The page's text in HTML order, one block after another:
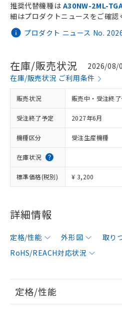
プロダクト ニュース No.
推奨代替機種は A30NW-2ML-
細はプロダクトニュースをご確認
在庫/販売状況
2026/08/
在庫/販売状況 ご利用条件
販売状況 販売中・受注終
受注終了予定 2027年6月
機種区分 受注生産機種
在庫状況
標準価格(税別) ¥ 3,200
詳細情報
定格/性能 外形図 取り
RoHS/REACH対応状況
定格/性能